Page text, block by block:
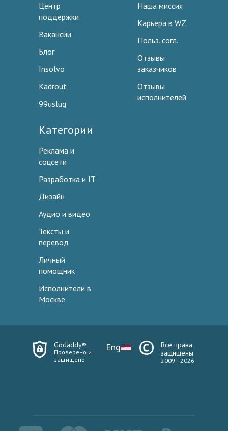
Центр
поддержки
Вакансии
Блог
Insolvo
Kadrout
99uslug
Наша миссия
Карьера в WZ
Польз. согл.
Отзывы
заказчиков
Отзывы
исполнителей
Категории
Реклама и
соцсети
Разработка и IT
Дизайн
Аудио и видео
Тексты и
перевод
Личный
помощник
Исполнители в
Москве
Godaddy®
Проверено и
защищено
Eng
Все права
защищены
2009—2026